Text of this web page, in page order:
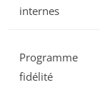
internes
Programme
fidélité